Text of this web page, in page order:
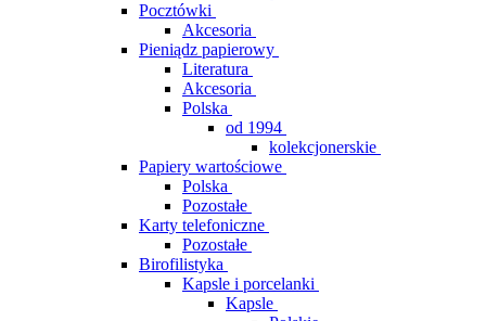
Pocztówki
Akcesoria
Pieniądz papierowy
Literatura
Akcesoria
Polska
od 1994
kolekcjonerskie
Papiery wartościowe
Polska
Pozostałe
Karty telefoniczne
Pozostałe
Birofilistyka
Kapsle i porcelanki
Kapsle